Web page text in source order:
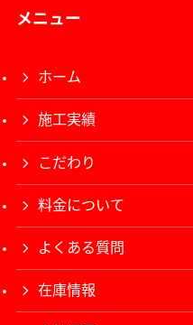
メニュー
ホーム
施工実績
こだわり
料金について
よくある質問
在庫情報